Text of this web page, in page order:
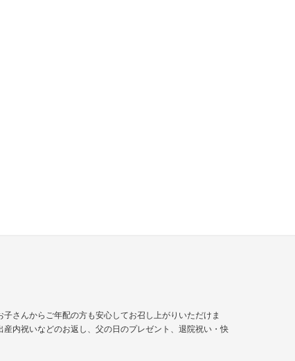
さんからご年配の方も安心してお召し上がりいただけま
内祝いなどのお返し、父の日のプレゼント、 退院祝い ・快